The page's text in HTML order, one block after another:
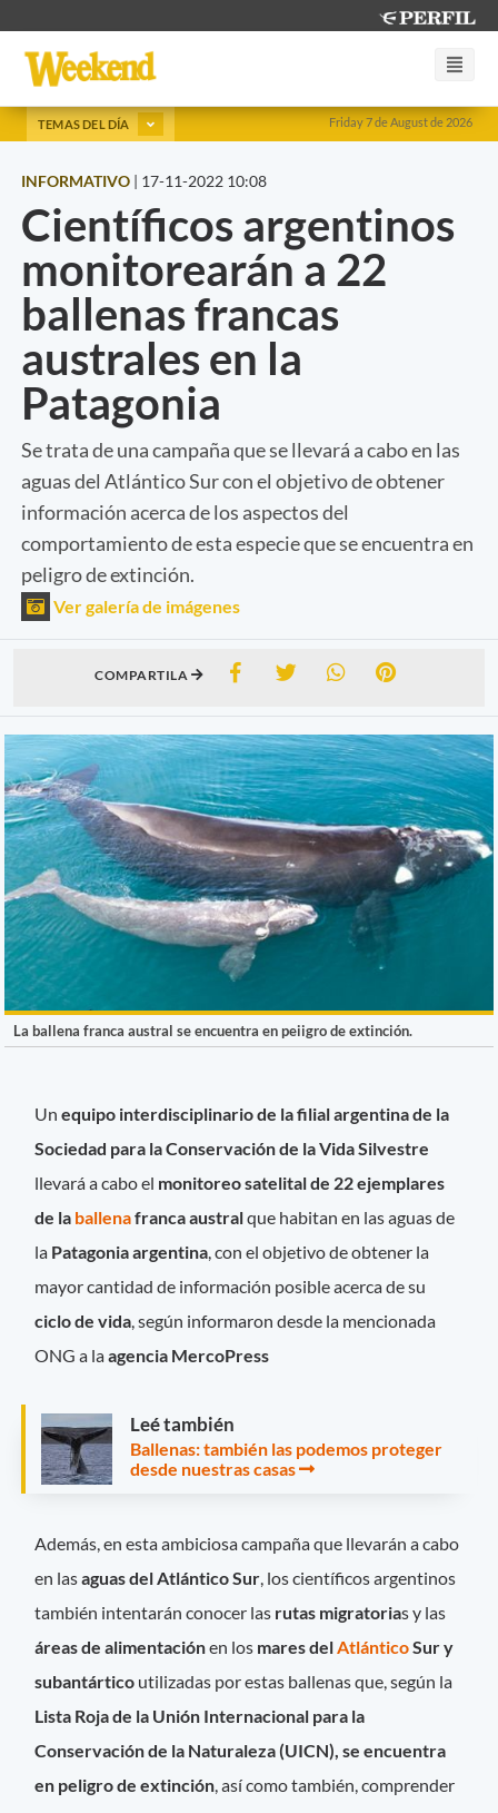
Friday 7 de August de 2026
TEMAS DEL DÍA
INFORMATIVO | 17-11-2022 10:08
Científicos argentinos
monitorearán a 22
ballenas francas
australes en la
Patagonia
Se trata de una campaña que se llevará a cabo en las
aguas del Atlántico Sur con el objetivo de obtener
información acerca de los aspectos del
comportamiento de esta especie que se encuentra en
peligro de extinción.
Ver galería de imágenes
COMPARTILA
La ballena franca austral se encuentra en peiigro de extinción.
Unequipo interdisciplinario de lafilial argentina de la
Sociedad para la Conservación de la Vida Silvestre
llevará a cabo el monitoreo satelital de 22ejemplares
de la ballenafranca australque habitan en las aguas de
la Patagonia argentina , con el objetivo de obtener la
mayor cantidad de información posible acerca de su
ciclo de vida , según informaron desde la mencionada
ONG a laagencia MercoPress
Leé también
Ballenas: también las podemos proteger
desde nuestras casas
Además, en esta ambiciosa campaña que llevarán a cabo
en lasaguas del Atlántico Sur, los científicos argentinos
también intentarán conocer las rutas migratorias y las
áreas de alimentaciónen los mares delAtlánticoSur y
subantártico utilizadas por estas ballenas que, según la
Lista Roja de la Unión Internacional para la
Conservación de la Naturaleza (UICN), se encuentra
en peligro de extinción, así como también, comprender